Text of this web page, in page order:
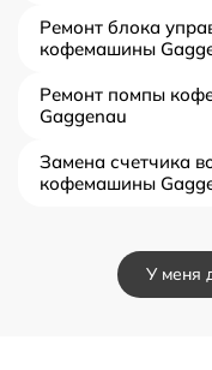
Ремонт блока
кофемашины
Ремонт помпы
Gaggenau
Замена счетчика
кофемашины
У меня